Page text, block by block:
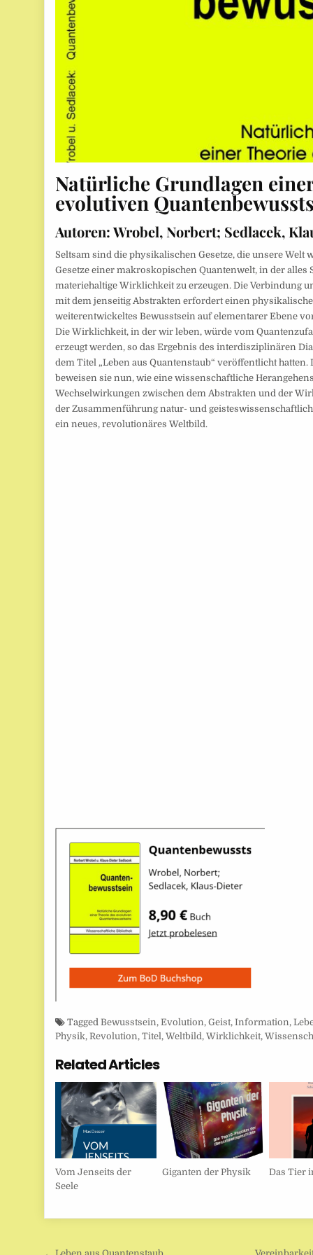
Natürliche Grundlagen
evolutiven
Autoren:Wrobel, Norbert; Sedlacek,
Seltsam sind die physikalischen Gesetze, die unsere Welt
Gesetze einer makroskopischen Quantenwelt, in der alles
materiehaltige Wirklichkeit zu erzeugen. Die Verbindung
mit dem jenseitig Abstrakten erfordert einen
weiterentwickeltes Bewusstsein auf elementarer Ebene
Die Wirklichkeit, in der wir leben, würde vom
erzeugt werden, so das Ergebnis des interdisziplinären
dem Titel „Leben aus Quantenstaub“ veröffentlicht
beweisen sie nun, wie eine wissenschaftliche
Wechselwirkungen zwischen dem Abstrakten und der
der Zusammenführung natur- und
ein neues, revolutionäres Weltbild.
TaggedBewusstsein,Evolution,Geist,Information,
Physik,Revolution,Titel,Weltbild,Wirklichkeit,
Related Articles
Vom Jenseits der
Seele
Giganten der Physik Das Tier